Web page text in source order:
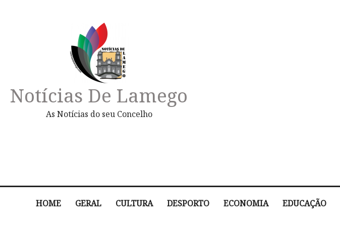
Notícias De Lamego
As Notícias do seu Concelho
HOME GERAL CULTURA DESPORTO ECONOMIA EDUCAÇÃO